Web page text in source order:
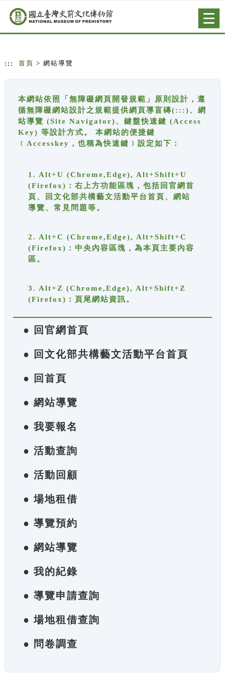
跳到主要內容
網站導覽
::: 首頁 > 網站導覽
本網站依照「無障礙網頁開發規範」原則設計，遵
循無障礙網站設計之規範提供網頁導盲磚(:::)、網
站導覽 (Site Navigator)、鍵盤快速鍵 (Access
Key) 等設計方式。 本網站的便捷鍵
﹝Accesskey，也稱為快速鍵﹞設定如下：
1. Alt+U (Chrome,Edge), Alt+Shift+U
(Firefox)：右上方功能區塊，包括回官網首
頁、回文化部共構藝文活動平台首頁、網站
導覽、常見問題等。
2. Alt+C (Chrome,Edge), Alt+Shift+C
(Firefox)：中央內容區塊，為本頁主要內容
區。
3. Alt+Z (Chrome,Edge), Alt+Shift+Z
(Firefox)：頁尾網站資訊。
● 回官網首頁
● 回文化部共構藝文活動平台首頁
● 回首頁
● 網站導覽
● 我要報名
● 活動查詢
● 活動回顧
● 場地租借
● 導覽預約
● 網站導覽
● 我的紀錄
● 導覽申請查詢
● 場地租借查詢
● 問卷調查